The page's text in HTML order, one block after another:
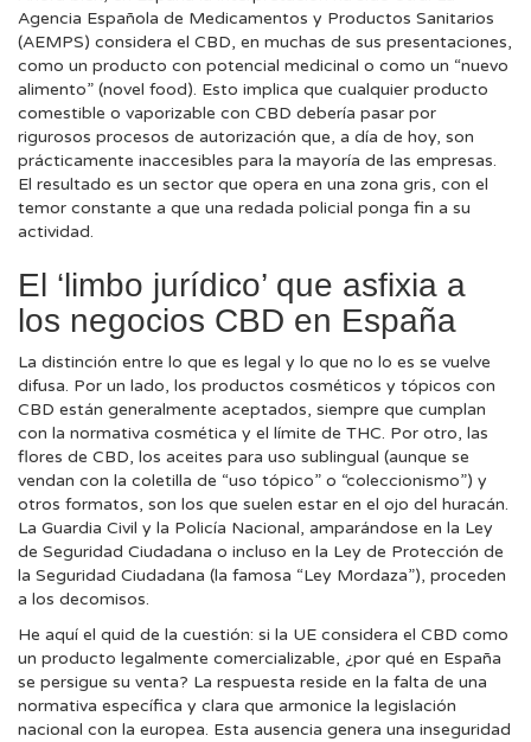
Agencia Española de Medicamentos y Productos Sanitarios
(AEMPS) considera el CBD, en muchas de sus presentaciones,
como un producto con potencial medicinal o como un “nuevo
alimento” (novel food). Esto implica que cualquier producto
comestible o vaporizable con CBD debería pasar por
rigurosos procesos de autorización que, a día de hoy, son
prácticamente inaccesibles para la mayoría de las empresas.
El resultado es un sector que opera en una zona gris, con el
temor constante a que una redada policial ponga fin a su
actividad.
El ‘limbo jurídico’ que asfixia a
los negocios CBD en España
La distinción entre lo que es legal y lo que no lo es se vuelve
difusa. Por un lado, los productos cosméticos y tópicos con
CBD están generalmente aceptados, siempre que cumplan
con la normativa cosmética y el límite de THC. Por otro, las
flores de CBD, los aceites para uso sublingual (aunque se
vendan con la coletilla de “uso tópico” o “coleccionismo”) y
otros formatos, son los que suelen estar en el ojo del huracán.
La Guardia Civil y la Policía Nacional, amparándose en la Ley
de Seguridad Ciudadana o incluso en la Ley de Protección de
la Seguridad Ciudadana (la famosa “Ley Mordaza”), proceden
a los decomisos.
He aquí el quid de la cuestión: si la UE considera el CBD como
un producto legalmente comercializable, ¿por qué en España
se persigue su venta? La respuesta reside en la falta de una
normativa específica y clara que armonice la legislación
nacional con la europea. Esta ausencia genera una inseguridad